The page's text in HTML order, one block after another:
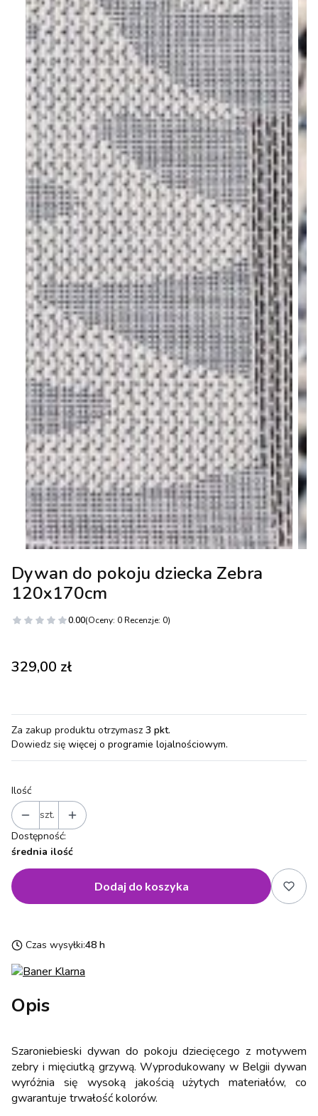
Dywan do pokoju dziecka Zebra
120x170cm
0.00(Oceny: 0 Recenzje: 0)
Cena
329,00 zł
Za zakup produktu otrzymasz 3 pkt.
Dowiedz się więcej o programie lojalnościowym.
Ilość
szt.
Dostępność:
średnia ilość
Dodaj do koszyka
Czas wysyłki:48 h
Opis
Szaroniebieski dywan do pokoju dziecięcego z motywem
zebry i mięciutką grzywą. Wyprodukowany w Belgii dywan
wyróżnia się wysoką jakością użytych materiałów, co
gwarantuje trwałość kolorów.